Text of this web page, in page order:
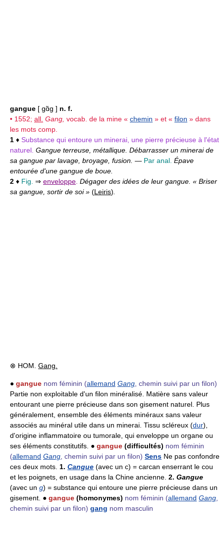
gangue [ gɑ̃g ] n. f.
• 1552; all. Gang, vocab. de la mine « chemin » et « filon » dans
les mots comp.
1 ♦ Substance qui entoure un minerai, une pierre précieuse à l'état
naturel. Gangue terreuse, métallique. Débarrasser un minerai de
sa gangue par lavage, broyage, fusion. — Par anal. Épave
entourée d'une gangue de boue.
2 ♦ Fig. ⇒ enveloppe Dégager des idées de leur gangue. « Briser
sa gangue, sortir de soi » (Leiris)
⊗ HOM. Gang.
● gangue nom féminin (allemand Gang , chemin suivi par un filon)
Partie non exploitable d'un filon minéralisé. Matière sans valeur
entourant une pierre précieuse dans son gisement naturel. Plus
généralement, ensemble des éléments minéraux sans valeur
associés au minéral utile dans un minerai. Tissu scléreux (dur),
d'origine inflammatoire ou tumorale, qui enveloppe un organe ou
ses éléments constitutifs. ● gangue (difficultés) nom féminin
(allemand Gang , chemin suivi par un filon) Sens Ne pas confondre
ces deux mots. 1. Cangue (avec un c) = carcan enserrant le cou
et les poignets, en usage dans la Chine ancienne. 2. Gangue
(avec un g) = substance qui entoure une pierre précieuse dans un
gisement. ● gangue (homonymes) nom féminin (allemand Gang
chemin suivi par un filon) gang nom masculin